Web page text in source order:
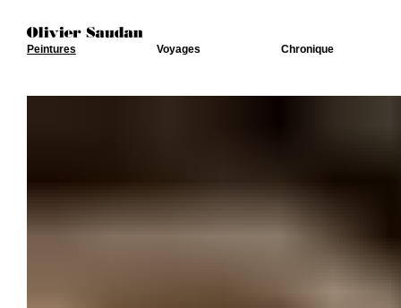
Peintures Voyages Chronique